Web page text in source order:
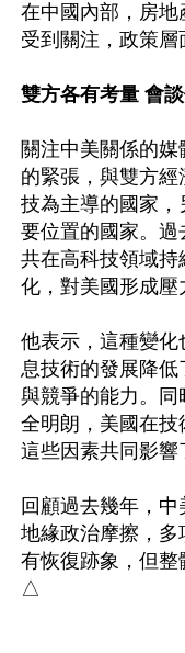
在中國內部，房
受到關注，政策層
雙方各有考量 會
關注中美關係的
的緊張，與雙方
技為主導的國家
要位置的國家。過
共在高科技領域
化，對美國形成壓
他表示，這種變
息技術的發展降
與競爭的能力。
全明朗，美國在技
這些因素共同影響
回顧過去幾年，
地緣政治摩擦，
有恢復跡象，但整